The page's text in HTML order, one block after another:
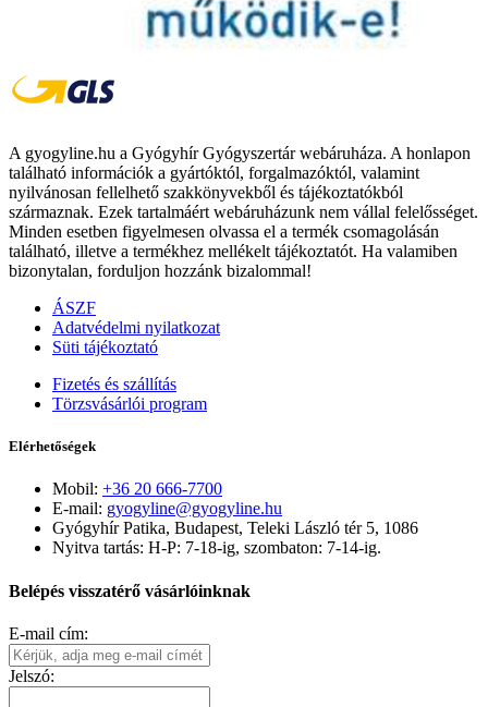
A gyogyline.hu a Gyógyhír Gyógyszertár webáruháza. A honlapon
található információk a gyártóktól, forgalmazóktól, valamint
nyilvánosan fellelhető szakkönyvekből és tájékoztatókból
származnak. Ezek tartalmáért webáruházunk nem vállal felelősséget.
Minden esetben figyelmesen olvassa el a termék csomagolásán
található, illetve a termékhez mellékelt tájékoztatót. Ha valamiben
bizonytalan, forduljon hozzánk bizalommal!
ÁSZF
Adatvédelmi nyilatkozat
Süti tájékoztató
Fizetés és szállítás
Törzsvásárlói program
Elérhetőségek
Mobil: +36 20 666-7700
E-mail: gyogyline@gyogyline.hu
Gyógyhír Patika, Budapest, Teleki László tér 5, 1086
Nyitva tartás: H-P: 7-18-ig, szombaton: 7-14-ig.
Belépés visszatérő vásárlóinknak
E-mail cím:
Jelszó: